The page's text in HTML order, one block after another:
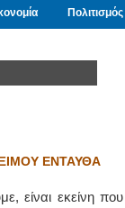
Πολιτισμός
ΕΝΤΑΥΘΑ
είναι εκείνη που